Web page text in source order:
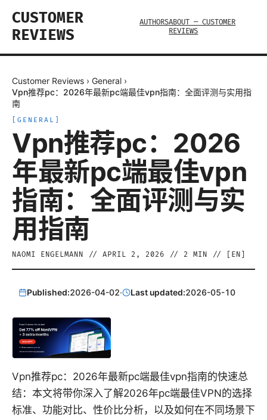
CUSTOMER
REVIEWS
AUTHORSABOUT — CUSTOMER
REVIEWS
Customer Reviews › General ›
Vpn推荐pc：2026年最新pc端最佳vpn指南：全面评测与实用指
南
GENERAL
Vpn推荐pc：2026
年最新pc端最佳vpn
指南：全面评测与实
用指南
NAOMI ENGELMANN // APRIL 2, 2026 // 2 MIN // [ EN
Published:2026-04-02· Last updated:2026-05-10
Vpn推荐pc：2026年最新pc端最佳vpn指南的快速总
结：本文将带你深入了解2026年pc端最佳VPN的选择
标准、功能对比、性价比分析，以及如何在不同场景下